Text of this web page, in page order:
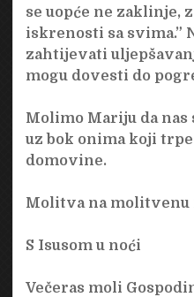
se uopće ne zaklinje,
iskrenosti sa svima.”
zahtijevati
mogu dovesti do
Molimo Mariju da nas
uz bok onima koji
domovine.
Molitva na molitvenu
S Isusom u noći
Večeras moli